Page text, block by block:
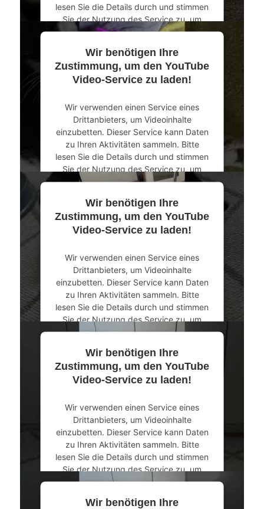
lesen Sie die Details durch und stimmen
Sie der Nutzung des Service zu, um
dieses Video anzusehen.
Mehr Informationen
powered byUsercentrics Consent
Management Platform&eRecht24
Wir benötigen Ihre
Zustimmung, um den YouTube
Video-Service zu laden!
Wir verwenden einen Service eines
Drittanbieters, um Videoinhalte
einzubetten. Dieser Service kann Daten
zu Ihren Aktivitäten sammeln. Bitte
lesen Sie die Details durch und stimmen
Sie der Nutzung des Service zu, um
dieses Video anzusehen.
Mehr Informationen
powered byUsercentrics Consent
Management Platform&eRecht24
Wir benötigen Ihre
Zustimmung, um den YouTube
Video-Service zu laden!
Wir verwenden einen Service eines
Drittanbieters, um Videoinhalte
einzubetten. Dieser Service kann Daten
zu Ihren Aktivitäten sammeln. Bitte
lesen Sie die Details durch und stimmen
Sie der Nutzung des Service zu, um
dieses Video anzusehen.
Mehr Informationen
powered byUsercentrics Consent
Management Platform&eRecht24
Wir benötigen Ihre
Zustimmung, um den YouTube
Video-Service zu laden!
Wir verwenden einen Service eines
Drittanbieters, um Videoinhalte
einzubetten. Dieser Service kann Daten
zu Ihren Aktivitäten sammeln. Bitte
lesen Sie die Details durch und stimmen
Sie der Nutzung des Service zu, um
dieses Video anzusehen.
Wir benötigen Ihre